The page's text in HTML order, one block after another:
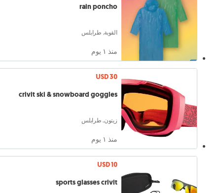
rain poncho
القوبة, طرابلس
منذ ١ يوم
USD 30
crivit ski & snowboard goggles
زيتون, طرابلس
منذ ١ يوم
USD 10
sports glasses crivit